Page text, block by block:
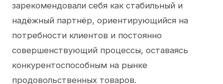
зарекомендовали себя как стабильный и
надёжный партнёр, ориентирующийся на
потребности клиентов и постоянно
совершенствующий процессы, оставаясь
конкурентоспособным на рынке
продовольственных товаров.